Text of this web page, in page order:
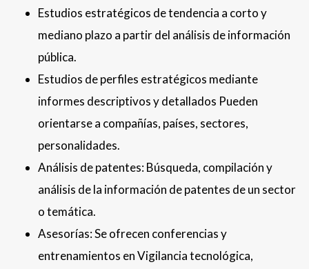
Estudios estratégicos de tendencia a corto y
mediano plazo a partir del análisis de información
pública.
Estudios de perfiles estratégicos mediante
informes descriptivos y detallados Pueden
orientarse a compañías, países, sectores,
personalidades.
Análisis de patentes: Búsqueda, compilación y
análisis de la información de patentes de un sector
o temática.
Asesorías: Se ofrecen conferencias y
entrenamientos en Vigilancia tecnológica,